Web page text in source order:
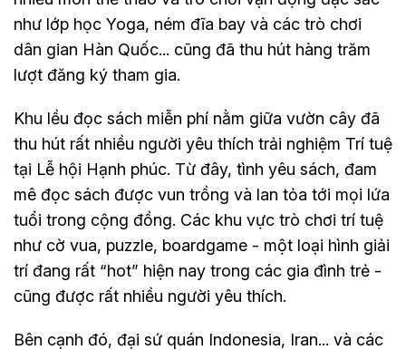
như lớp học Yoga, ném đĩa bay và các trò chơi
dân gian Hàn Quốc... cũng đã thu hút hàng trăm
lượt đăng ký tham gia.
Khu lều đọc sách miễn phí nằm giữa vườn cây đã
thu hút rất nhiều người yêu thích trải nghiệm Trí tuệ
tại Lễ hội Hạnh phúc. Từ đây, tình yêu sách, đam
mê đọc sách được vun trồng và lan tỏa tới mọi lứa
tuổi trong cộng đồng. Các khu vực trò chơi trí tuệ
như cờ vua, puzzle, boardgame - một loại hình giải
trí đang rất “hot” hiện nay trong các gia đình trẻ -
cũng được rất nhiều người yêu thích.
Bên cạnh đó, đại sứ quán Indonesia, Iran... và các